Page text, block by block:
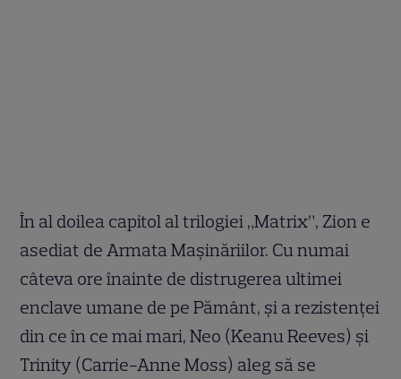
În al doilea capitol al trilogiei „Matrix”, Zion e
asediat de Armata Maşinăriilor. Cu numai
câteva ore înainte de distrugerea ultimei
enclave umane de pe Pământ, şi a rezistenţei
din ce în ce mai mari, Neo (Keanu Reeves) şi
Trinity (Carrie-Anne Moss) aleg să se